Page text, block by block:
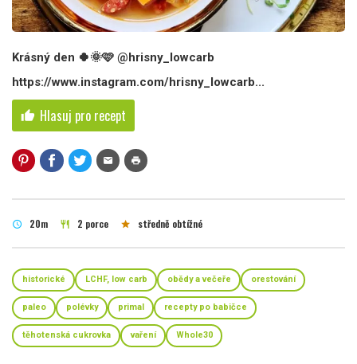
Krásný den 🍀🌞🩷 @hrisny_lowcarb
https://www.instagram.com/hrisny_lowcarb...
thumb_up Hlasuj pro recept
mail print
schedule 20m restaurant 2 porce star středně obtížné
historické LCHF, low carb obědy a večeře orestování
paleo polévky primal recepty po babičce
těhotenská cukrovka vaření Whole30